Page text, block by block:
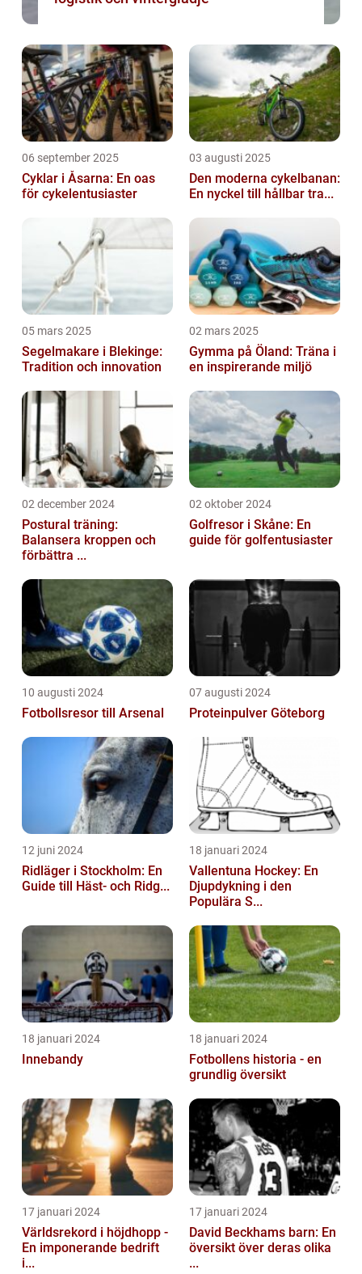
06 september 2025
Cyklar i Åsarna: En oas
för cykelentusiaster
03 augusti 2025
Den moderna cykelbanan:
En nyckel till hållbar tra...
05 mars 2025
Segelmakare i Blekinge:
Tradition och innovation
02 mars 2025
Gymma på Öland: Träna i
en inspirerande miljö
02 december 2024
Postural träning:
Balansera kroppen och
förbättra ...
02 oktober 2024
Golfresor i Skåne: En
guide för golfentusiaster
10 augusti 2024
Fotbollsresor till Arsenal
07 augusti 2024
Proteinpulver Göteborg
12 juni 2024
Ridläger i Stockholm: En
Guide till Häst- och Ridg...
18 januari 2024
Vallentuna Hockey: En
Djupdykning i den
Populära S...
18 januari 2024
Innebandy
18 januari 2024
Fotbollens historia - en
grundlig översikt
17 januari 2024
Världsrekord i höjdhopp -
En imponerande bedrift
i...
17 januari 2024
David Beckhams barn: En
översikt över deras olika
...